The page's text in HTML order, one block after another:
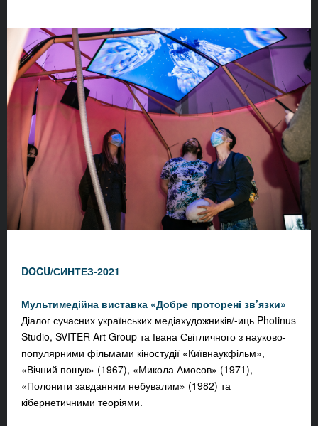
DOCU/СИНТЕЗ-2021
Мультимедійна виставка «Добре проторені зв’язки»
Діалог сучасних українських медіахудожників/-иць Photinus
Studio, SVITER Art Group та Івана Світличного з науково-
популярними фільмами кіностудії «Київнаукфільм»,
«Вічний пошук» (1967), «Микола Амосов» (1971),
«Полонити завданням небувалим» (1982) та
кібернетичними теоріями.